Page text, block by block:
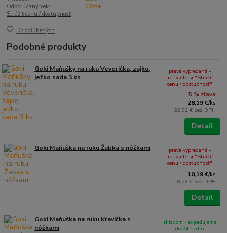
Odporúčaný vek:
12m+
Strážiť cenu / dostupnosť
Do obľúbených
Podobné produkty
Goki Maňušky na ruku Veverička, zajko,
ježko sada 3 ks
5 % zľava
28,19 €/ks
22,92 € bez DPH
práve vypredané -
aktivujte si "Strážiť
cenu / dostupnosť"
Detail
Goki Maňuška na ruku Žabka s nôžkami
10,19 €/ks
8,28 € bez DPH
práve vypredané -
aktivujte si "Strážiť
cenu / dostupnosť"
Detail
Goki Maňuška na ruku Kravička s
nôžkami
skladom - expedujeme
do 24 hodín